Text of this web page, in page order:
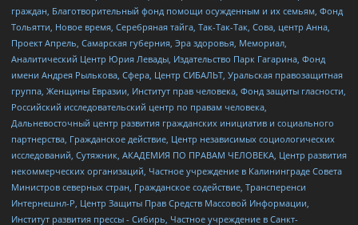
граждан, Благотворительный фонд помощи осужденным и их семьям, Фонд
Тольятти, Новое время, Серебряная тайга, Так-Так-Так, Сова, центр Анна,
Проект Апрель, Самарская губерния, Эра здоровья, Мемориал,
Аналитический Центр Юрия Левады, Издательство Парк Гагарина, Фонд
имени Андрея Рылькова, Сфера, Центр СИБАЛЬТ, Уральская правозащитная
группа, Женщины Евразии, Институт прав человека, Фонд защиты гласности,
Российский исследовательский центр по правам человека,
Дальневосточный центр развития гражданских инициатив и социального
партнерства, Гражданское действие, Центр независимых социологических
исследований, Сутяжник, АКАДЕМИЯ ПО ПРАВАМ ЧЕЛОВЕКА, Центр развития
некоммерческих организаций, Частное учреждение в Калининграде Совета
Министров северных стран, Гражданское содействие, Трансперенси
Интернешнл-Р, Центр Защиты Прав Средств Массовой Информации,
Институт развития прессы - Сибирь, Частное учреждение в Санкт-